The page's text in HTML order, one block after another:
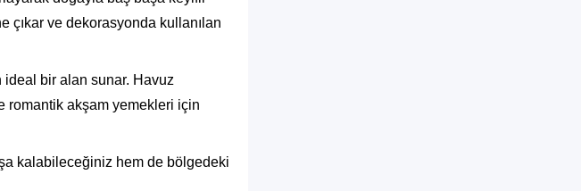
çıkar ve dekorasyonda kullanılan
ideal bir alan sunar. Havuz
romantik akşam yemekleri için
kalabileceğiniz hem de bölgedeki